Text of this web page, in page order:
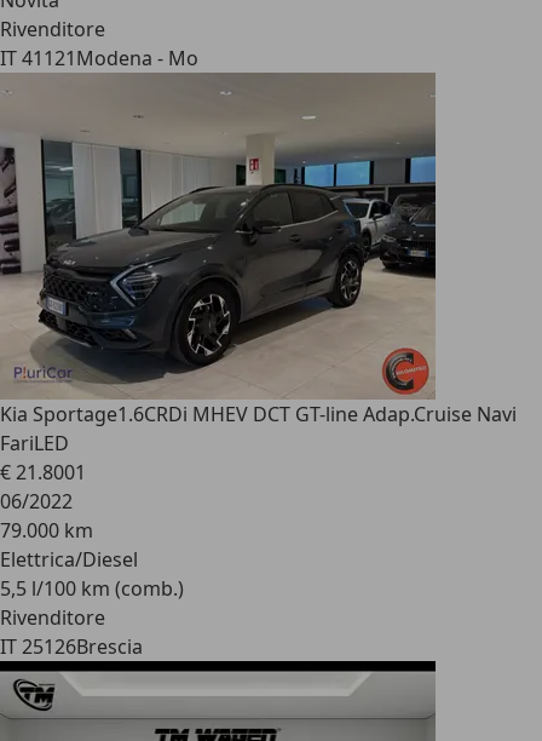
Rivenditore
IT 41121Modena - Mo
Kia Sportage1.6CRDi MHEV DCT GT-line Adap.Cruise Navi
FariLED
€ 21.8001
06/2022
79.000 km
Elettrica/Diesel
5,5 l/100 km (comb.)
Rivenditore
IT 25126Brescia